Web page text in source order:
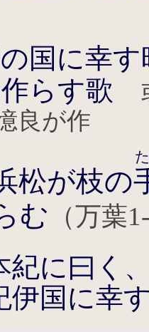
国に幸
らす歌
良が作
松が枝の
む （万葉
紀に曰く
伊国に幸